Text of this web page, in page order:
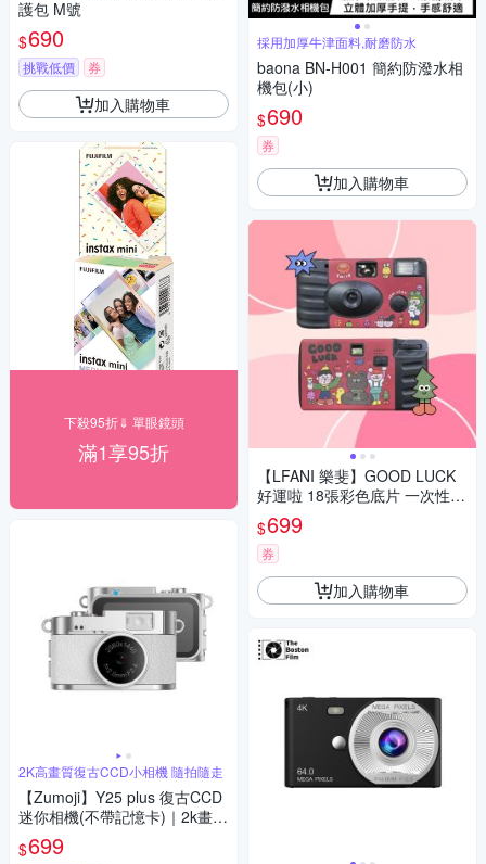
護包 M號
$690
挑戰低價 券
加入購物車
下殺95折⇓ 單眼鏡頭
滿1享95折
2K高畫質復古CCD小相機 隨拍隨走
【Zumoji】Y25 plus 復古CCD
迷你相機(不帶記憶卡)｜2k畫質
大螢幕 網紅推薦 穿搭配件
$699
採用加厚牛津面料,耐磨防水
baona BN-H001 簡約防潑水相
機包(小)
$690
券
加入購物車
【LFANI 樂斐】GOOD LUCK
好運啦 18張彩色底片 一次性即
可拍相機 (內置閃光燈)
$699
券
加入購物車